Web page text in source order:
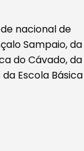
nacional de
Sampaio, da
do Cávado, da
Escola Básica